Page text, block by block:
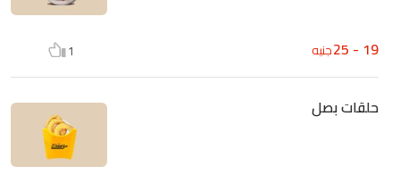
19 - 25 جنيه 1
حلقات بصل